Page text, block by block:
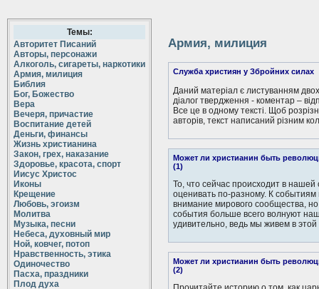
Темы:
Авторитет Писаний
Авторы, персонажи
Алкоголь, сигареты, наркотики
Армия, милиция
Библия
Бог, Божество
Вера
Вечеря, причастие
Воспитание детей
Деньги, финансы
Жизнь христианина
Закон, грех, наказание
Здоровье, красота, спорт
Иисус Христос
Иконы
Крещение
Любовь, эгоизм
Молитва
Музыка, песни
Небеса, духовный мир
Ной, ковчег, потоп
Нравственность, этика
Одиночество
Пасха, праздники
Плод духа
Армия, милиция
Служба християн у Збройних силах
Даний матеріал є листуванням
діалог твердження - коментар –
Все це в одному тексті. Щоб
авторів, текст написаний різним
Может ли христианин быть
(1)
То, что сейчас происходит в
оценивать по-разному. К событиям
внимание мирового сообщества,
события больше всего волнуют
удивительно, ведь мы живем в этой
Может ли христианин быть
(2)